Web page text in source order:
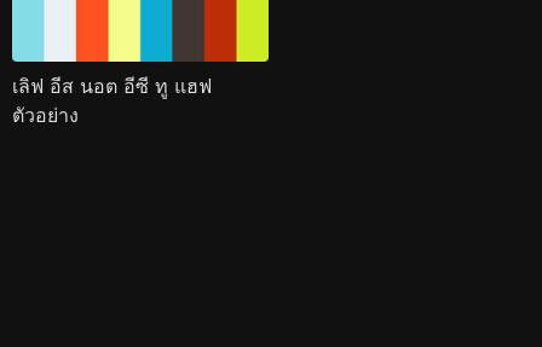
เลิฟ อีส นอต อีซี ทู แฮฟ
ตัวอย่าง